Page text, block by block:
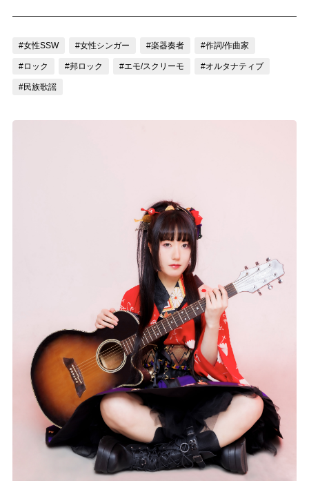
お問い合わせ
記事リクエスト
ログイン
ぶいマガ！ by muevo
Follow us
Official SNS
#女性SSW #女性シンガー #楽器奏者 #作詞/作曲家
#ロック #邦ロック #エモ/スクリーモ #オルタナティブ
#民族歌謡